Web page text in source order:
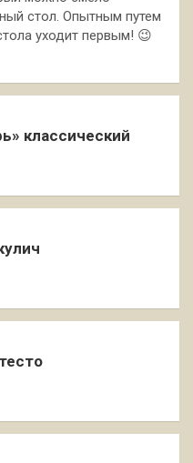
стол. Опытным путем
уходит первым! 😉
классический